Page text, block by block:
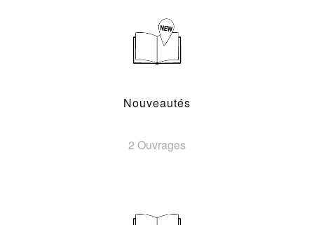
Nouveautés
2 Ouvrages